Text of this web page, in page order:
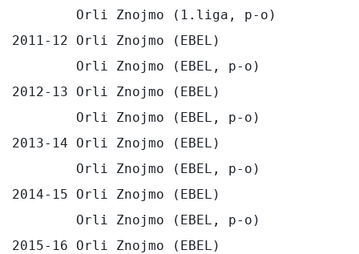
Orli Znojmo (1.liga, p-o)
2011-12 Orli Znojmo (EBEL)
Orli Znojmo (EBEL, p-o)
2012-13 Orli Znojmo (EBEL)
Orli Znojmo (EBEL, p-o)
2013-14 Orli Znojmo (EBEL)
Orli Znojmo (EBEL, p-o)
2014-15 Orli Znojmo (EBEL)
Orli Znojmo (EBEL, p-o)
2015-16 Orli Znojmo (EBEL)